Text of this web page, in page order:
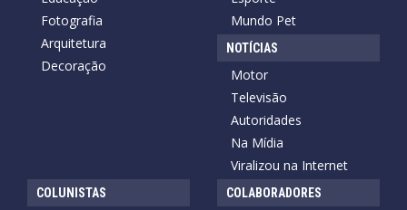
Fotografia
Arquitetura
Decoração
Mundo Pet
NOTÍCIAS
Motor
Televisão
Autoridades
Na Mídia
Viralizou na Internet
COLUNISTAS COLABORADORES